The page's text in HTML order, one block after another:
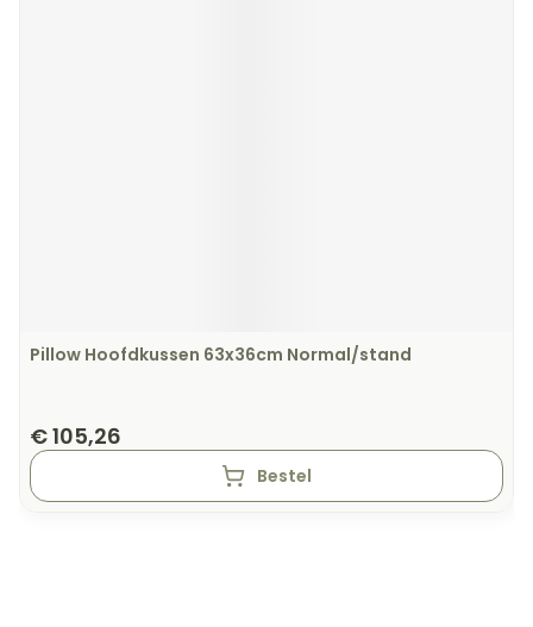
Pillow Hoofdkussen 63x36cm Normal/stand
€ 105,26
Bestel